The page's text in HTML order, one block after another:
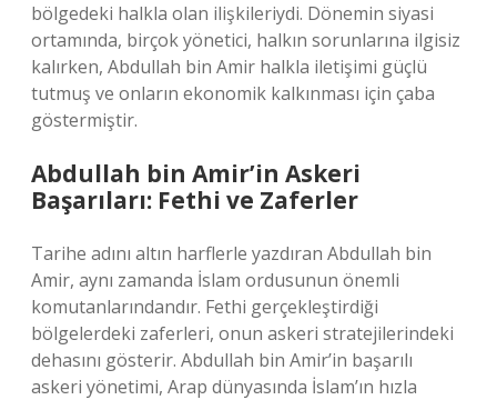
bölgedeki halkla olan ilişkileriydi. Dönemin siyasi
ortamında, birçok yönetici, halkın sorunlarına ilgisiz
kalırken, Abdullah bin Amir halkla iletişimi güçlü
tutmuş ve onların ekonomik kalkınması için çaba
göstermiştir.
Abdullah bin Amir’in Askeri
Başarıları: Fethi ve Zaferler
Tarihe adını altın harflerle yazdıran Abdullah bin
Amir, aynı zamanda İslam ordusunun önemli
komutanlarındandır. Fethi gerçekleştirdiği
bölgelerdeki zaferleri, onun askeri stratejilerindeki
dehasını gösterir. Abdullah bin Amir’in başarılı
askeri yönetimi, Arap dünyasında İslam’ın hızla